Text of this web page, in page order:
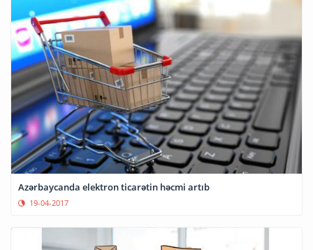
Azərbaycanda elektron ticarətin həcmi artıb
19-04-2017